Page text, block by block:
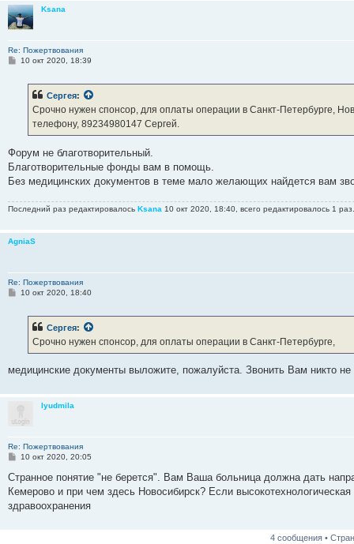
е
Ksana
Re: Пожертвования
С10 окт 2020, 18:39
Сергея:
Срочно нужен спонсор, для оплаты операции в Санкт-Петербурге,
телефону, 89234980147 Сергей.
Форум не благотворительный.
Благотворительные фонды вам в помощь.
Без медицинских документов в теме мало желающих найдется вам
Последний раз редактировалось Ksana 10 окт 2020, 18:40, всего редактировалось 1 раз.
AgniaS
Re: Пожертвования
С
е
10 окт 2020, 18:40
Сергея:
Срочно нужен спонсор, для оплаты операции в Санкт-Петербурге,
медицинские документы выложите, пожалуйста. Звонить Вам никто не
lyudmila
Re: Пожертвования
С
о
б
щ
е
н
10 окт 2020, 20:05
Странное понятие "не берется". Вам Ваша больница должна дать
Кемерово и при чем здесь Новосибирск? Если
здравоохранения
4 сообщения •